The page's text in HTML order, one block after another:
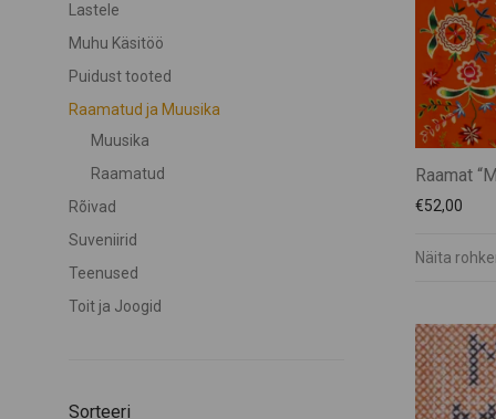
Lastele
Muhu Käsitöö
Puidust tooted
Raamatud ja Muusika
Muusika
Raamatud
Rõivad
Suveniirid
Teenused
Toit ja Joogid
Sorteeri
Raamat
€52,00
Näita